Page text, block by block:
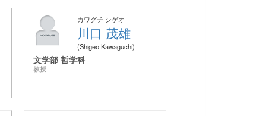
カワグチ シゲオ
川口 茂雄
Shigeo Kawaguchi
文学部 哲学科
教授